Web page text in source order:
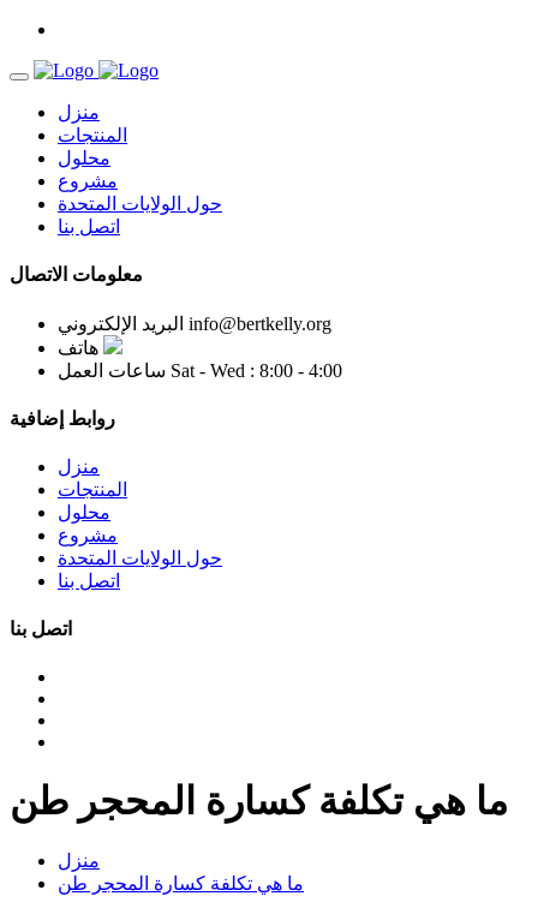
منزل
المنتجات
محلول
مشروع
حول الولايات المتحدة
اتصل بنا
معلومات الاتصال
البريد الإلكتروني info@bertkelly.org
هاتف
ساعات العمل Sat - Wed : 8:00 - 4:00
روابط إضافية
منزل
المنتجات
محلول
مشروع
حول الولايات المتحدة
اتصل بنا
اتصل بنا
ما هي تكلفة كسارة المحجر طن
منزل
ما هي تكلفة كسارة المحجر طن